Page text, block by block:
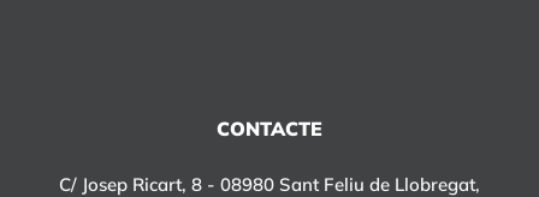
CONTACTE
C/ Josep Ricart, 8 - 08980 Sant Feliu de Llobregat,